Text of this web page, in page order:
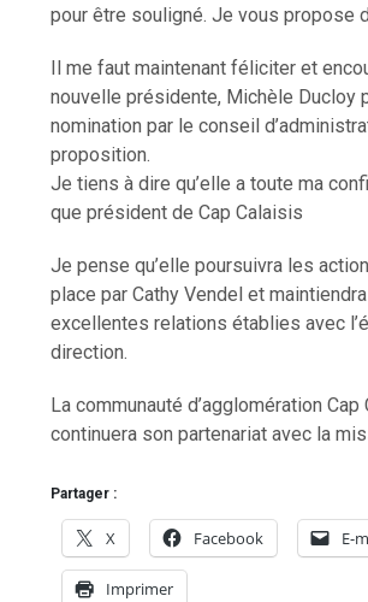
pour être souligné. Je vous propose
Il me faut maintenant féliciter et
nouvelle présidente, Michèle Ducloy
nomination par le conseil
proposition.
Je tiens à dire qu’elle a toute ma
que président de Cap Calaisis
Je pense qu’elle poursuivra les
place par Cathy Vendel et
excellentes relations établies avec
direction.
La communauté d’agglomération Cap
continuera son partenariat avec la
Partager :
X Facebook E-
Imprimer